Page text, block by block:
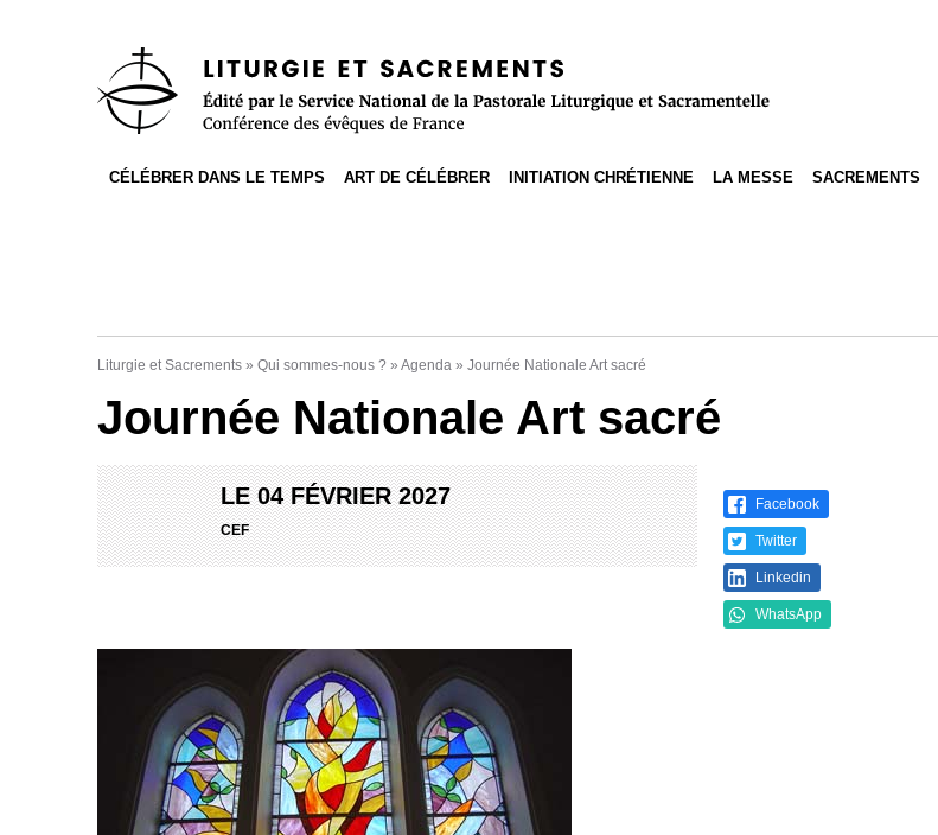
Accès direct à la recherche
CÉLÉBRER DANS LE TEMPS ART DE CÉLÉBRER INITIATION CHRÉTIENNE LA MESSE SACREMENTS
Liturgie et Sacrements » Qui sommes-nous ? » Agenda » Journée Nationale Art sacré
Journée Nationale Art sacré
LE 04 FÉVRIER 2027
CEF
Facebook
Twitter
Linkedin
WhatsApp